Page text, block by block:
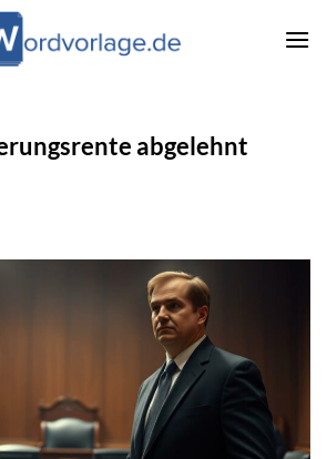
abgelehnt